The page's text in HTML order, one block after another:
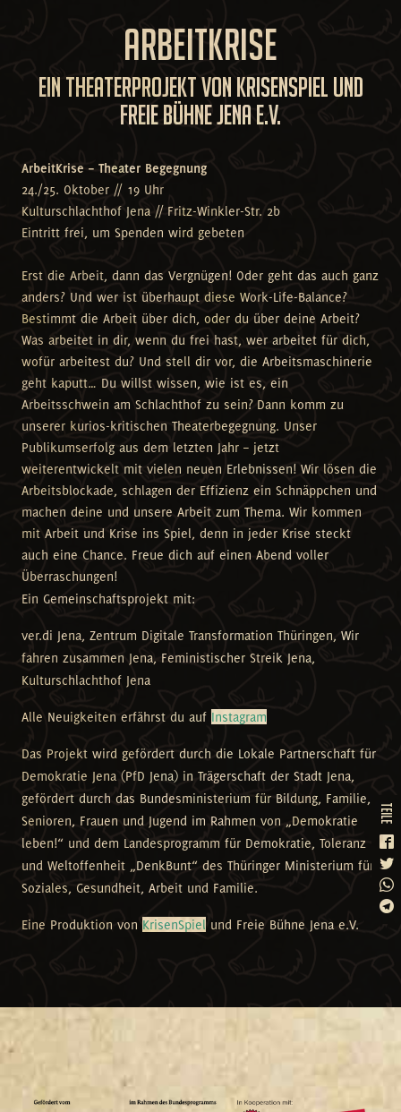
ArbeitKrise
EIn Theaterprojekt von KrisenSpiel und
Freie Bühne Jena e.V.
ArbeitKrise – Theater Begegnung
24./25. Oktober // 19 Uhr
Kulturschlachthof Jena // Fritz-Winkler-Str. 2b
Eintritt frei, um Spenden wird gebeten
Erst die Arbeit, dann das Vergnügen! Oder geht das auch ganz
anders? Und wer ist überhaupt diese Work-Life-Balance?
Bestimmt die Arbeit über dich, oder du über deine Arbeit?
Was arbeitet in dir, wenn du frei hast, wer arbeitet für dich,
wofür arbeitest du? Und stell dir vor, die Arbeitsmaschinerie
geht kaputt… Du willst wissen, wie ist es, ein
Arbeitsschwein am Schlachthof zu sein? Dann komm zu
unserer kurios-kritischen Theaterbegegnung. Unser
Publikumserfolg aus dem letzten Jahr – jetzt
weiterentwickelt mit vielen neuen Erlebnissen! Wir lösen die
Arbeitsblockade, schlagen der Effizienz ein Schnäppchen und
machen deine und unsere Arbeit zum Thema. Wir kommen
mit Arbeit und Krise ins Spiel, denn in jeder Krise steckt
auch eine Chance. Freue dich auf einen Abend voller
Überraschungen!
Ein Gemeinschaftsprojekt mit:
ver.di Jena, Zentrum Digitale Transformation Thüringen, Wir
fahren zusammen Jena, Feministischer Streik Jena,
Kulturschlachthof Jena
Alle Neuigkeiten erfährst du auf Instagram
Das Projekt wird gefördert durch die Lokale Partnerschaft für
Demokratie Jena (PfD Jena) in Trägerschaft der Stadt Jena,
gefördert durch das Bundesministerium für Bildung, Familie,
Senioren, Frauen und Jugend im Rahmen von „Demokratie
leben!“ und dem Landesprogramm für Demokratie, Toleranz
und Weltoffenheit „DenkBunt“ des Thüringer Ministerium für
Soziales, Gesundheit, Arbeit und Familie.
Eine Produktion von KrisenSpiel und Freie Bühne Jena e.V.
teile